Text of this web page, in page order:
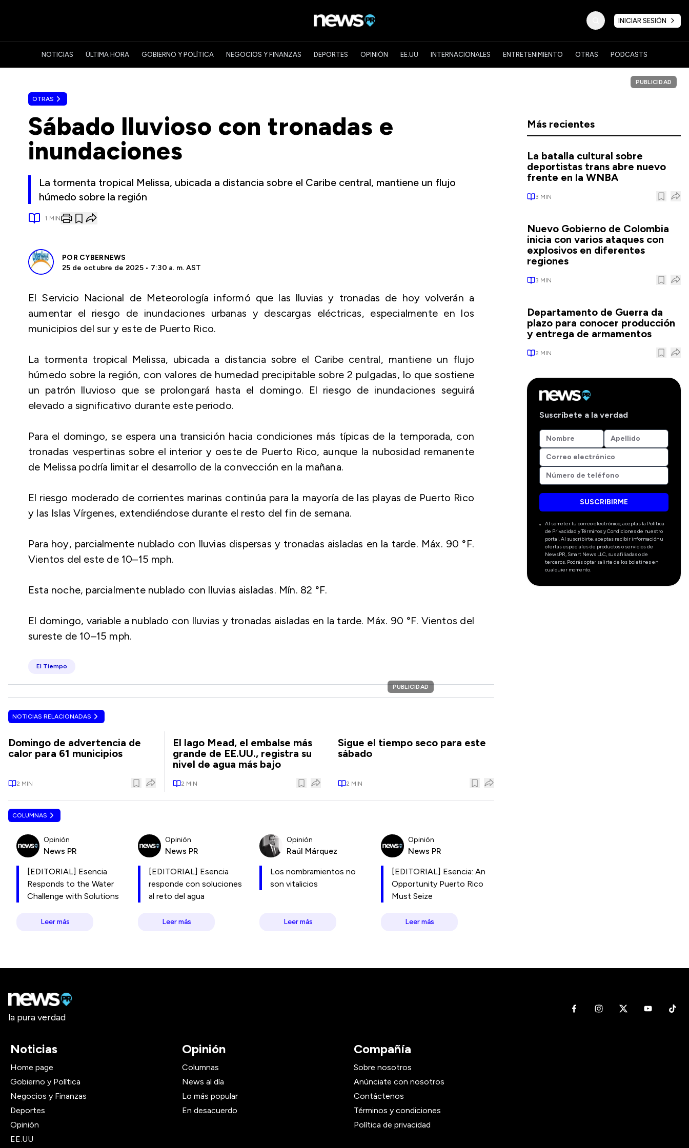
INICIAR SESIÓN
NOTICIAS ÚLTIMA HORA GOBIERNO Y POLÍTICA NEGOCIOS Y FINANZAS DEPORTES OPINIÓN EE.UU INTERNACIONALES ENTRETENIMIENTO OTRAS PODCASTS
OTRAS
Sábado lluvioso con tronadas e
inundaciones
La tormenta tropical Melissa, ubicada a distancia sobre el Caribe central, mantiene un flujo
húmedo sobre la región
1 MIN
POR CYBERNEWS
25 de octubre de 2025 • 7:30 a. m. AST
El Servicio Nacional de Meteorología informó que las lluvias y tronadas de hoy volverán a
aumentar el riesgo de inundaciones urbanas y descargas eléctricas, especialmente en los
municipios del sur y este de Puerto Rico.
La tormenta tropical Melissa, ubicada a distancia sobre el Caribe central, mantiene un flujo
húmedo sobre la región, con valores de humedad precipitable sobre 2 pulgadas, lo que sostiene
un patrón lluvioso que se prolongará hasta el domingo. El riesgo de inundaciones seguirá
elevado a significativo durante este periodo.
Para el domingo, se espera una transición hacia condiciones más típicas de la temporada, con
tronadas vespertinas sobre el interior y oeste de Puerto Rico, aunque la nubosidad remanente
de Melissa podría limitar el desarrollo de la convección en la mañana.
El riesgo moderado de corrientes marinas continúa para la mayoría de las playas de Puerto Rico
y las Islas Vírgenes, extendiéndose durante el resto del fin de semana.
Para hoy, parcialmente nublado con lluvias dispersas y tronadas aisladas en la tarde. Máx. 90 °F.
Vientos del este de 10–15 mph.
Esta noche, parcialmente nublado con lluvias aisladas. Mín. 82 °F.
El domingo, variable a nublado con lluvias y tronadas aisladas en la tarde. Máx. 90 °F. Vientos del
sureste de 10–15 mph.
El Tiempo
PUBLICIDAD
NOTICIAS RELACIONADAS
Domingo de advertencia de
calor para 61 municipios
2 MIN
El lago Mead, el embalse más
grande de EE.UU., registra su
nivel de agua más bajo
2 MIN
Sigue el tiempo seco para este
sábado
2 MIN
COLUMNAS
Opinión
News PR
[EDITORIAL] Esencia
Responds to the Water
Challenge with Solutions
Leer más
Opinión
News PR
[EDITORIAL] Esencia
responde con soluciones
al reto del agua
Leer más
Opinión
Raúl Márquez
Los nombramientos no
son vitalicios
Leer más
Opinión
News PR
[EDITORIAL] Esencia: An
Opportunity Puerto Rico
Must Seize
Leer más
PUBLICIDAD
Más recientes
La batalla cultural sobre
deportistas trans abre nuevo
frente en la WNBA
3 MIN
Nuevo Gobierno de Colombia
inicia con varios ataques con
explosivos en diferentes
regiones
3 MIN
Departamento de Guerra da
plazo para conocer producción
y entrega de armamentos
2 MIN
Suscríbete a la verdad
SUSCRIBIRME
Al someter tu correo electrónico, aceptas la Política
de Privacidad y Términos y Condiciones de nuestro
portal. Al suscribirte, aceptas recibir información u
ofertas especiales de productos o servicios de
NewsPR, Smart News LLC, sus afiliadas o de
terceros. Podrás optar salirte de los boletines en
cualquier momento.
la pura verdad
Noticias
Home page
Gobierno y Política
Negocios y Finanzas
Deportes
Opinión
EE.UU
Opinión
Columnas
News al día
Lo más popular
En desacuerdo
Compañía
Sobre nosotros
Anúnciate con nosotros
Contáctenos
Términos y condiciones
Política de privacidad